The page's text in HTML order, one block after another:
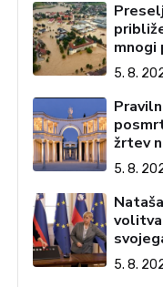
mnogi
5. 8.
žrtev
javno
5. 8.
5. 8.